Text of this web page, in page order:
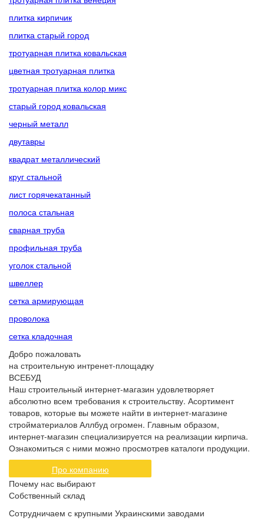
плитка кирпичик
плитка старый город
тротуарная плитка ковальская
цветная тротуарная плитка
тротуарная плитка колор микс
старый город ковальская
черный металл
двутавры
квадрат металлический
круг стальной
лист горячекатанный
полоса стальная
сварная труба
профильная труба
уголок стальной
швеллер
сетка армирующая
проволока
сетка кладочная
Добро пожаловать
на строительную интренет-площадку
ВСЕБУД
Наш строительный интернет-магазин удовлетворяет
абсолютно всем требования к строительству. Асортимент
товаров, которые вы можете найти в интернет-магазине
стройматериалов Аллбуд огромен. Главным образом,
интернет-магазин специализируется на реализации кирпича.
Ознакомиться с ними можно просмотрев каталоги продукции.
Про компанию
Почему нас выбирают
Собственный склад
Сотрудничаем с крупными Украинскими заводами